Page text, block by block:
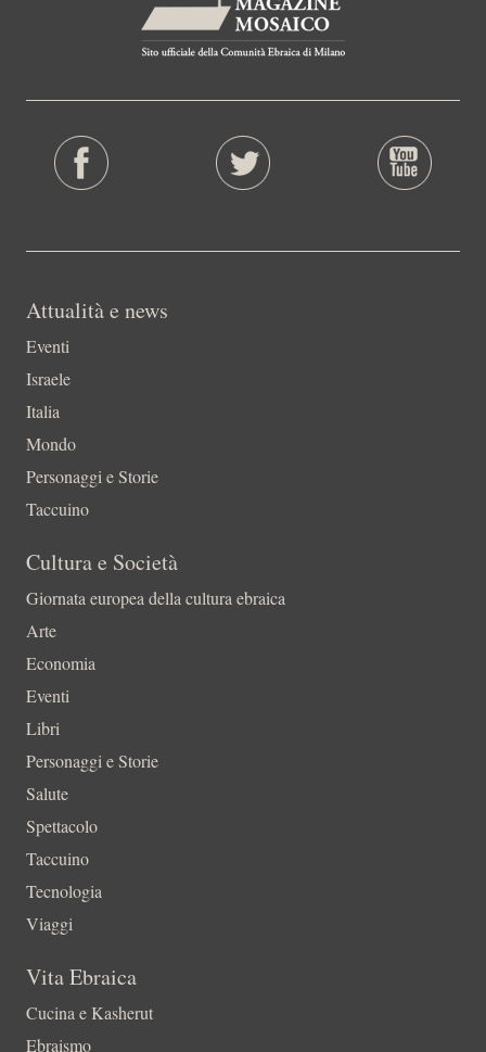
Attualità e news
Eventi
Israele
Italia
Mondo
Personaggi e Storie
Taccuino
Cultura e Società
Giornata europea della cultura ebraica
Arte
Economia
Eventi
Libri
Personaggi e Storie
Salute
Spettacolo
Taccuino
Tecnologia
Viaggi
Vita Ebraica
Cucina e Kasherut
Ebraismo